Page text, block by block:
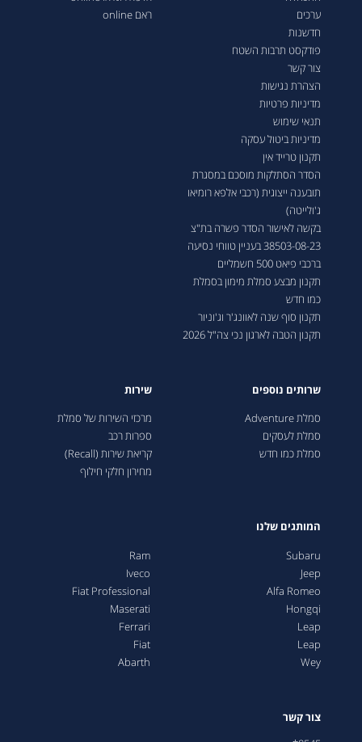
ערכים
חדשנות
פודקסט תרבות השטח
צור קשר
הצהרת נגישות
מדיניות פרטיות
תנאי שימוש
מדיניות ביטול עסקה
תקנון טרייד אין
הסדר הסתלקות מוסכם במסגרת
תובענה ייצוגית (רכבי אלפא רומיאו
ג'ולייטה)
בקשה לאישור הסדר פשרה בת"צ
38503-08-23 בעניין טווחי נסיעה
ברכבי פיאט 500 חשמליים
תקנון מבצע סמלת מימון בסמלת
כמו חדש
תקנון סוף שנה לאוונג'ר וג'וניור
תקנון הטבה לארגון נכי צה"ל 2026
ראם online
שרותים נוספים
סמלת Adventure
סמלת לעסקים
סמלת כמו חדש
שירות
מרכזי השירות של סמלת
ספרות רכב
קריאת שירות (Recall)
מחירון חלקי חילוף
המותגים שלנו
Subaru
Jeep
Alfa Romeo
Hongqi
Leap
Leap
Wey
Ram
Iveco
Fiat Professional
Maserati
Ferrari
Fiat
Abarth
צור קשר